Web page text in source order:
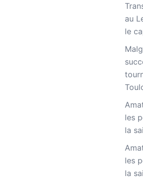
au
le
les
la
les
la